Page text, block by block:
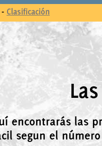
- Clasificación
encontrarás las
segun el